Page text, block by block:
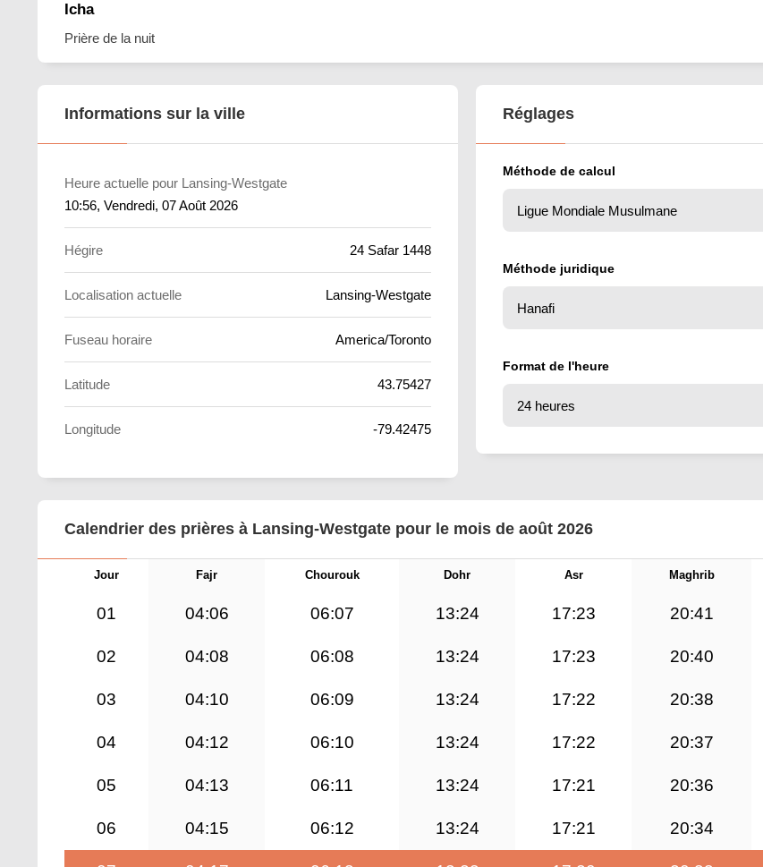
Icha
Prière de la nuit
Informations sur la ville
Heure actuelle pour Lansing-Westgate
10:56, Vendredi, 07 Août 2026
Hégire 24 Safar 1448
Localisation actuelle Lansing-Westgate
Fuseau horaire America/Toronto
Latitude 43.75427
Longitude -79.42475
Réglages
Méthode de calcul
Méthode juridique
Format de l'heure
Calendrier des prières à Lansing-Westgate pour le mois de août 2026
Jour Fajr Chourouk Dohr Asr Maghrib
01 04:06 06:07 13:24 17:23 20:41
02 04:08 06:08 13:24 17:23 20:40
03 04:10 06:09 13:24 17:22 20:38
04 04:12 06:10 13:24 17:22 20:37
05 04:13 06:11 13:24 17:21 20:36
06 04:15 06:12 13:24 17:21 20:34